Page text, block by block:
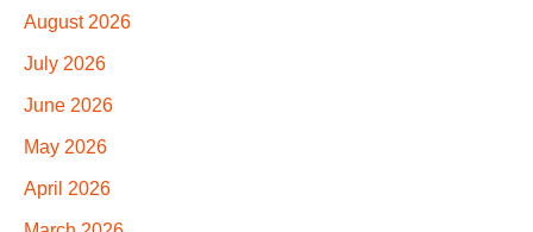
August 2026
July 2026
June 2026
May 2026
April 2026